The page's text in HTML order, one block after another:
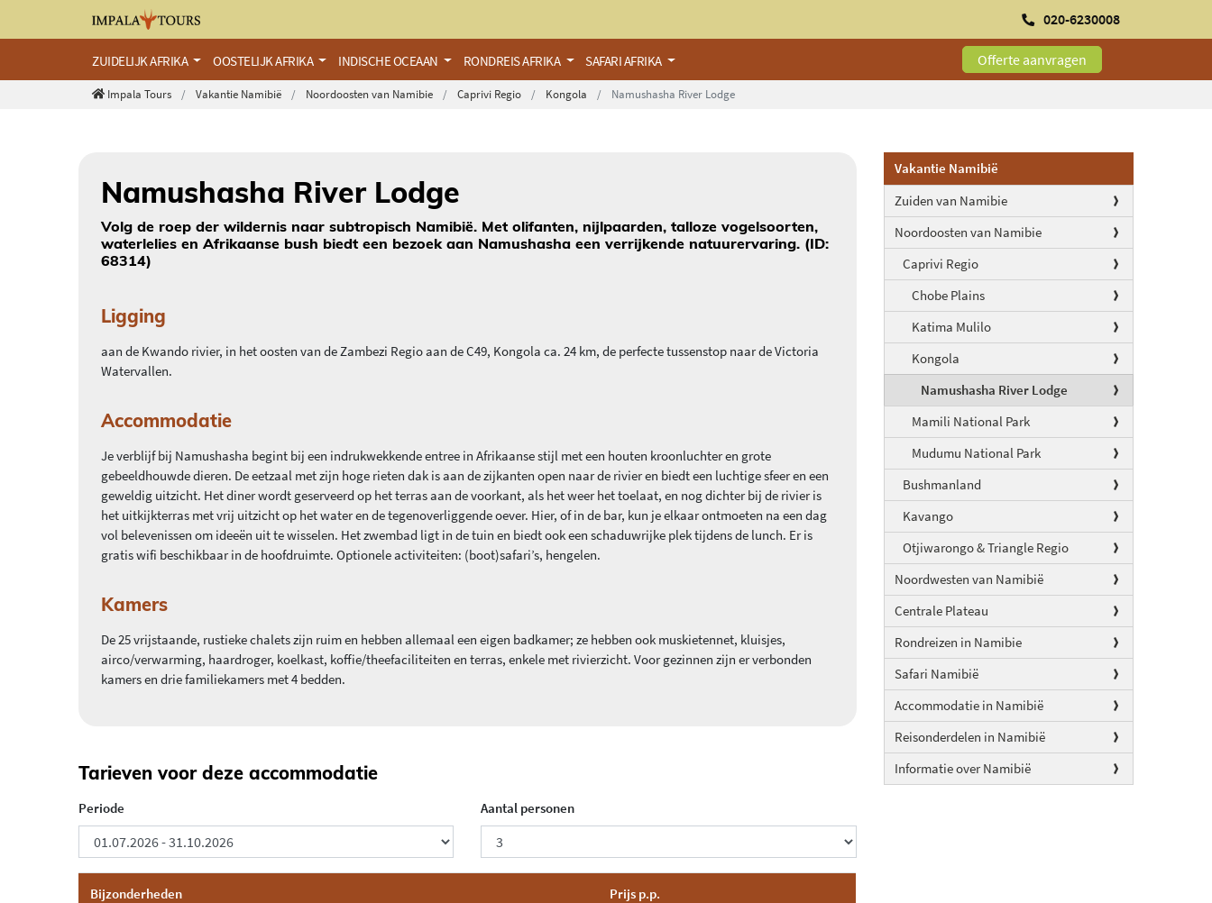
020-6230008
ZUIDELIJK AFRIKA OOSTELIJK AFRIKA INDISCHE OCEAAN RONDREIS AFRIKA SAFARI AFRIKA Offerte aanvragen
Impala Tours Vakantie Namibië Noordoosten van Namibie Caprivi Regio Kongola Namushasha River Lodge
Vakantie Namibië
Zuiden van Namibie
Noordoosten van Namibie
Caprivi Regio
Chobe Plains
Katima Mulilo
Kongola
Namushasha River Lodge
Mamili National Park
Mudumu National Park
Bushmanland
Kavango
Otjiwarongo & Triangle Regio
Noordwesten van Namibië
Centrale Plateau
Rondreizen in Namibie
Safari Namibië
Accommodatie in Namibië
Reisonderdelen in Namibië
Informatie over Namibië
Namushasha River Lodge
Volg de roep der wildernis naar subtropisch Namibië. Met olifanten, nijlpaarden, talloze vogelsoorten,
waterlelies en Afrikaanse bush biedt een bezoek aan Namushasha een verrijkende natuurervaring. (ID:
68314)
Ligging
aan de Kwando rivier, in het oosten van de Zambezi Regio aan de C49, Kongola ca. 24 km, de perfecte tussenstop naar de Victoria
Watervallen.
Accommodatie
Je verblijf bij Namushasha begint bij een indrukwekkende entree in Afrikaanse stijl met een houten kroonluchter en grote
gebeeldhouwde dieren. De eetzaal met zijn hoge rieten dak is aan de zijkanten open naar de rivier en biedt een luchtige sfeer en een
geweldig uitzicht. Het diner wordt geserveerd op het terras aan de voorkant, als het weer het toelaat, en nog dichter bij de rivier is
het uitkijkterras met vrij uitzicht op het water en de tegenoverliggende oever. Hier, of in de bar, kun je elkaar ontmoeten na een dag
vol belevenissen om ideeën uit te wisselen. Het zwembad ligt in de tuin en biedt ook een schaduwrijke plek tijdens de lunch. Er is
gratis wifi beschikbaar in de hoofdruimte. Optionele activiteiten: (boot)safari’s, hengelen.
Kamers
De 25 vrijstaande, rustieke chalets zijn ruim en hebben allemaal een eigen badkamer; ze hebben ook muskietennet, kluisjes,
airco/verwarming, haardroger, koelkast, koffie/theefaciliteiten en terras, enkele met rivierzicht. Voor gezinnen zijn er verbonden
kamers en drie familiekamers met 4 bedden.
Tarieven voor deze accommodatie
Periode Aantal personen
Bijzonderheden Prijs p.p.